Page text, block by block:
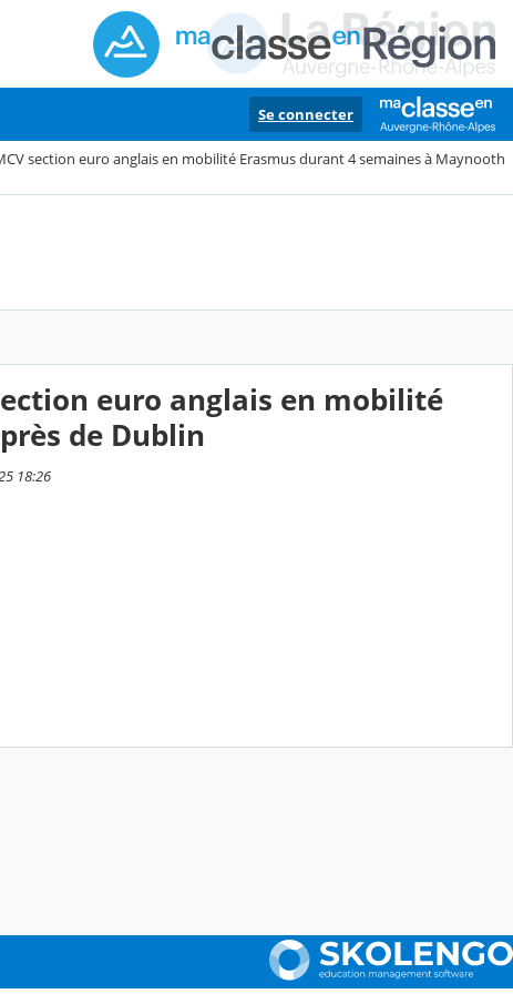
Se connecter
section euro anglais en mobilité Erasmus durant 4 semaines à Maynooth
euro anglais en mobilité
de Dublin
18:26